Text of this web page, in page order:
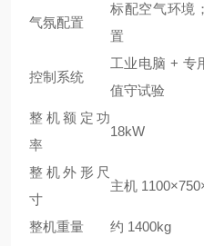
气氛配置
标配空气环境
置
控制系统
工业电脑 + 专
值守试验
整机额定功
率
18kW
整机外形尺
寸
主机
整机重量 约 1400kg